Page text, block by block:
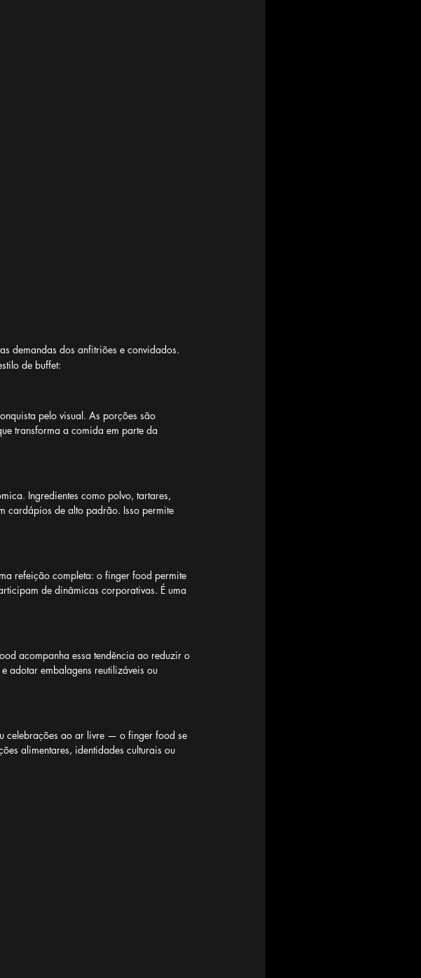
demandas dos anfitriões e convidados.
de buffet:
pelo visual. As porções são
transforma a comida em parte da
Ingredientes como polvo, tartares,
cardápios de alto padrão. Isso permite
refeição completa: o finger food permite
de dinâmicas corporativas. É uma
acompanha essa tendência ao reduzir o
adotar embalagens reutilizáveis ou
celebrações ao ar livre — o finger food se
alimentares, identidades culturais ou